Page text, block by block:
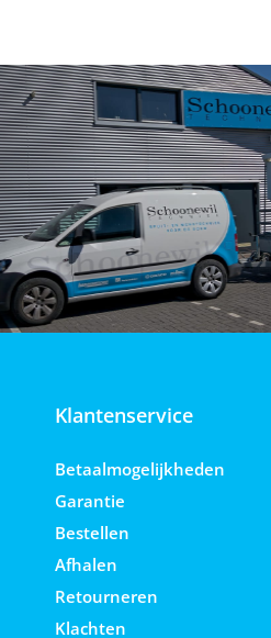
Klantenservice
Betaalmogelijkheden
Garantie
Bestellen
Afhalen
Retourneren
Klachten